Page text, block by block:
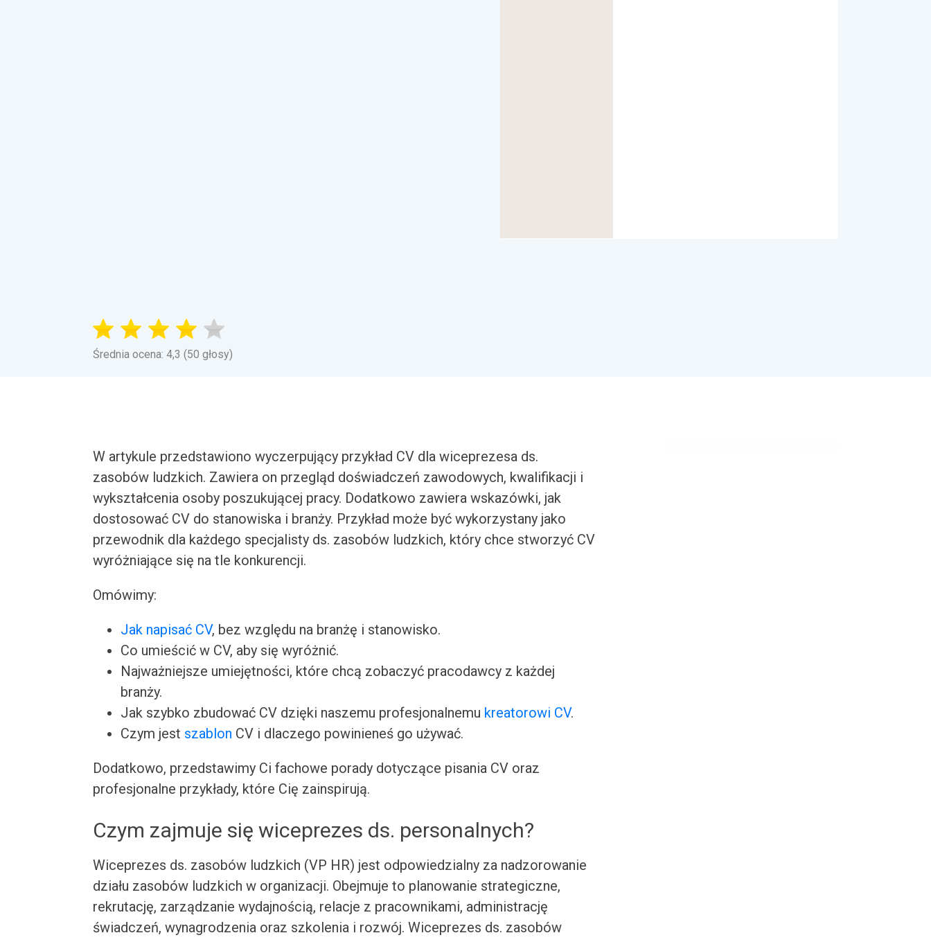
Średnia ocena: 4,3 (50 głosy)
W artykule przedstawiono wyczerpujący przykład CV dla wiceprezesa ds.
zasobów ludzkich. Zawiera on przegląd doświadczeń zawodowych, kwalifikacji i
wykształcenia osoby poszukującej pracy. Dodatkowo zawiera wskazówki, jak
dostosować CV do stanowiska i branży. Przykład może być wykorzystany jako
przewodnik dla każdego specjalisty ds. zasobów ludzkich, który chce stworzyć CV
wyróżniające się na tle konkurencji.
Omówimy:
Jak napisać CV, bez względu na branżę i stanowisko.
Co umieścić w CV, aby się wyróżnić.
Najważniejsze umiejętności, które chcą zobaczyć pracodawcy z każdej
branży.
Jak szybko zbudować CV dzięki naszemu profesjonalnemu kreatorowi CV.
Czym jest szablon CV i dlaczego powinieneś go używać.
Dodatkowo, przedstawimy Ci fachowe porady dotyczące pisania CV oraz
profesjonalne przykłady, które Cię zainspirują.
Czym zajmuje się wiceprezes ds. personalnych?
Wiceprezes ds. zasobów ludzkich (VP HR) jest odpowiedzialny za nadzorowanie
działu zasobów ludzkich w organizacji. Obejmuje to planowanie strategiczne,
rekrutację, zarządzanie wydajnością, relacje z pracownikami, administrację
świadczeń, wynagrodzenia oraz szkolenia i rozwój. Wiceprezes ds. zasobów